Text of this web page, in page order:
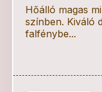
Hőálló magas
színben. Kiváló
falfénybe...